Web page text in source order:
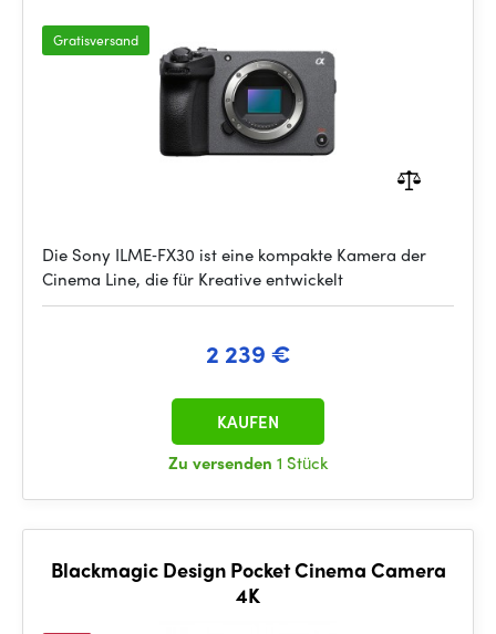
Gratisversand
Die Sony ILME‑FX30 ist eine kompakte Kamera der
Cinema Line, die für Kreative entwickelt
2 239 €
Zu versenden 1 Stück
KAUFEN
Blackmagic Design Pocket Cinema Camera
4K